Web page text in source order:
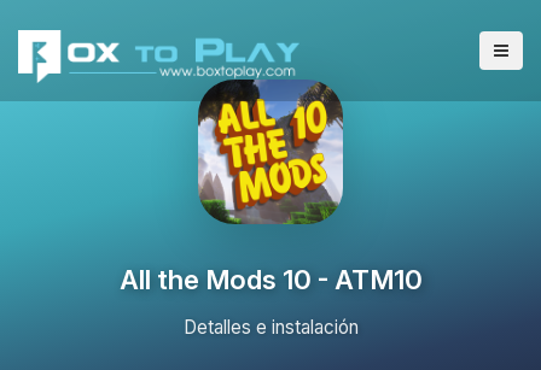
All the Mods 10 - ATM10
Detalles e instalación